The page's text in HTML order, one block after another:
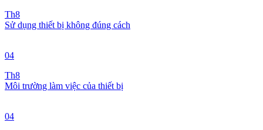
Th8
Sử dụng thiết bị không đúng cách
04
Th8
Môi trường làm việc của thiết bị
04